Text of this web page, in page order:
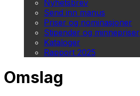
Nyhetsbrev
Send inn manus
Priser og nominasjoner
Stipender og minnepriser
Kataloger
Rapport 2025
Omslag